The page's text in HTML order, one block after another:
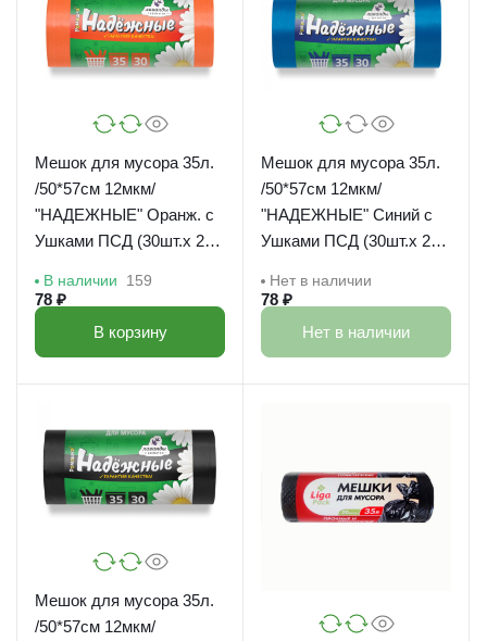
Мешок для мусора 35л.
/50*57см 12мкм/
"НАДЕЖНЫЕ" Оранж. с
Ушками ПСД (30шт.х 20
В наличии 159
78 ₽
В корзину
Мешок для мусора 35л.
/50*57см 12мкм/
"НАДЕЖНЫЕ" Синий с
Ушками ПСД (30шт.х 20
Нет в наличии
78 ₽
Нет в наличии
Мешок для мусора 35л.
/50*57см 12мкм/